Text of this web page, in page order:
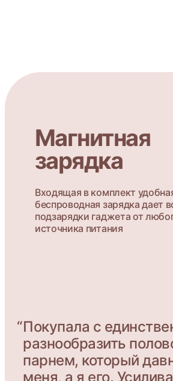
Магнитная
зарядка
Входящая в комплект
беспроводная зарядка дает
подзарядки гаджета от
источника питания
“Покупала с
разнообразить
парнем, который
меня, а я его.